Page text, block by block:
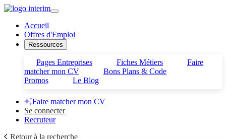
Accueil
Offres d'Emploi
Ressources
Pages Entreprises Fiches Métiers
Faire
matcher mon CV
Bons Plans & Code
Promos
Le Blog
Faire matcher mon CV
Se connecter
Recruteur
Retour à la recherche